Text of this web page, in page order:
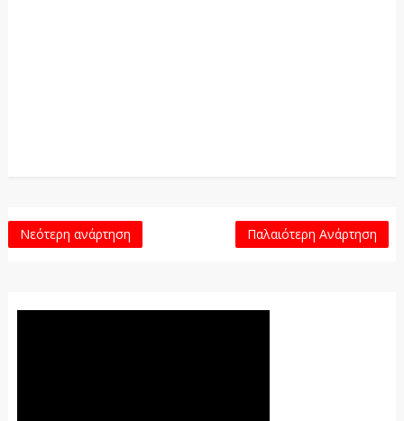
Νεότερη ανάρτηση Παλαιότερη Ανάρτηση